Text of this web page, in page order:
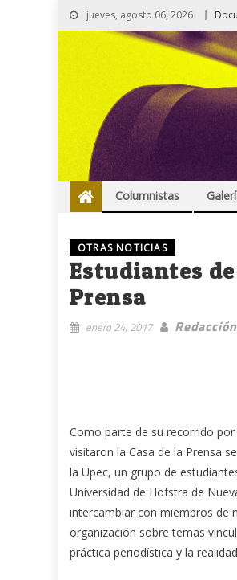
jueves, agosto 06, 2026
Columnistas
OTRAS NOTICIAS
Estudiantes
Prensa
enero 24, 2017
Como parte de su recorrido por
visitaron la Casa de la Prensa
la Upec, un grupo de
Universidad de Hofstra de
intercambiar con miembros de
organización sobre temas
práctica periodística y la